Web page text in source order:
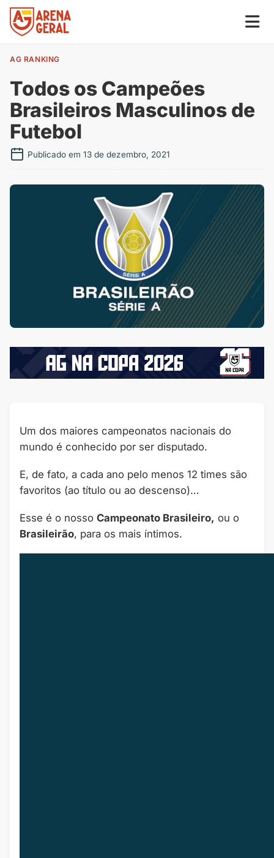
AG RANKING
Todos os Campeões
Brasileiros Masculinos de
Futebol
Publicado em 13 de dezembro, 2021
Um dos maiores campeonatos nacionais do
mundo é conhecido por ser disputado.
E, de fato, a cada ano pelo menos 12 times são
favoritos (ao título ou ao descenso)…
Esse é o nosso Campeonato Brasileiro, ou o
Brasileirão, para os mais íntimos.